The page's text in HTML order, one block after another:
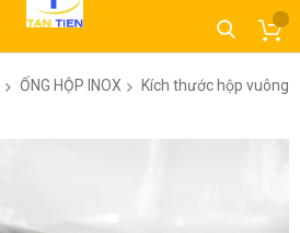
ỐNG HỘP INOX
Kích thước hộp vuông